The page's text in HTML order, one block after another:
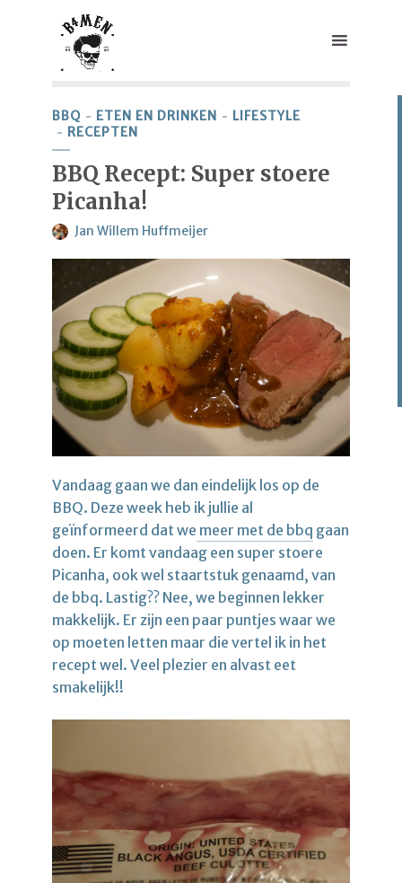
BBQ ETEN EN DRINKEN
LIFESTYLE
RECEPTEN
BBQ Recept: Super stoere
Picanha!
Jan Willem Huffmeijer
Vandaag gaan we dan eindelijk los op de
BBQ. Deze week heb ik jullie al
geïnformeerd dat we meer met de bbq gaan
doen. Er komt vandaag een super stoere
Picanha, ook wel staartstuk genaamd, van
de bbq. Lastig?? Nee, we beginnen lekker
makkelijk. Er zijn een paar puntjes waar we
op moeten letten maar die vertel ik in het
recept wel. Veel plezier en alvast eet
smakelijk!!